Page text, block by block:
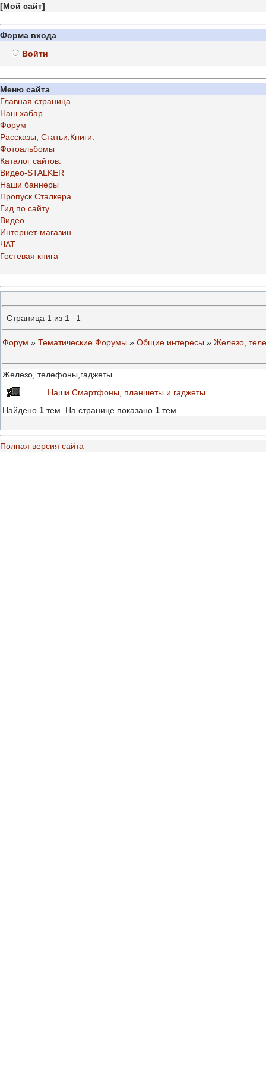
[Мой сайт]
Форма входа
Войти
Меню сайта
Главная страница
Наш хабар
Форум
Рассказы, Статьи,Книги.
Фотоальбомы
Каталог сайтов.
Видео-STALKER
Наши баннеры
Пропуск Сталкера
Гид по сайту
Видео
Интернет-магазин
ЧАТ
Гостевая книга
Страница 1 из 1 1
Форум » Тематические Форумы » Общие интересы » Железо,
Железо, телефоны,гаджеты
Наши Смартфоны, планшеты и гаджеты
Найдено 1 тем. На странице показано 1 тем.
Полная версия сайта